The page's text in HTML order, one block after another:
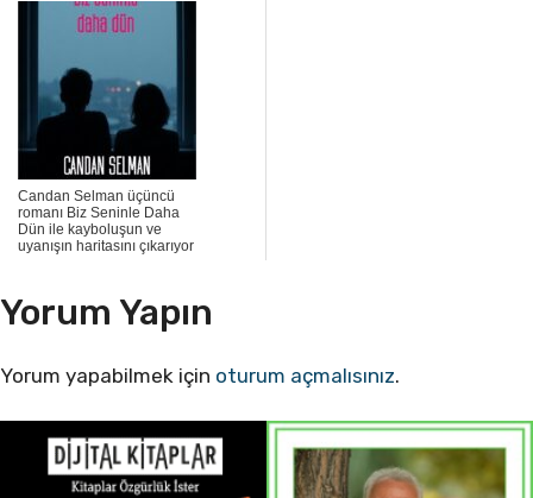
Candan Selman üçüncü
romanı Biz Seninle Daha
Dün ile kayboluşun ve
uyanışın haritasını çıkarıyor
Yorum Yapın
Yorum yapabilmek için oturum açmalısınız.